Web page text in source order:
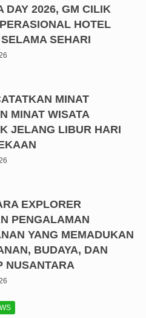
DAY 2026, GM CILIK
HOTEL
SEHARI
MINAT
MINAT WISATA
JELANG LIBUR HARI
EXPLORER
PENGALAMAN
YANG MEMADUKAN
BUDAYA, DAN
NUSANTARA